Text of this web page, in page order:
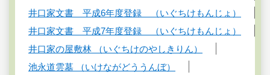
井口家文書 平成6年度登録 （いぐちけもんじょ）
井口家文書 平成7年度登録 （いぐちけもんじょ）
井口家の屋敷林 （いぐちけのやしきりん）
池永道雲墓 （いけながどううんぼ）